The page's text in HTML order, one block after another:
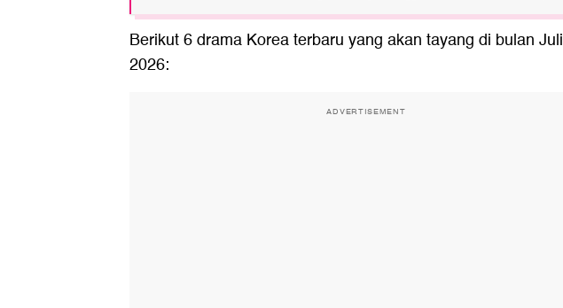
Berikut 6 drama Korea terbaru yang akan tayang di bulan Juli
2026:
ADVERTISEMENT